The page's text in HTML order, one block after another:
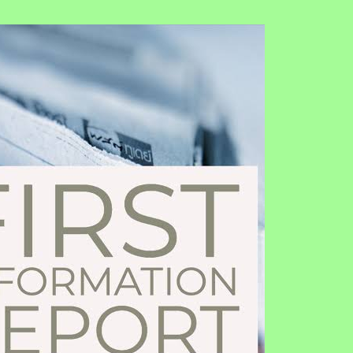
Helpline For Financial loss, Mutual Fund, Share